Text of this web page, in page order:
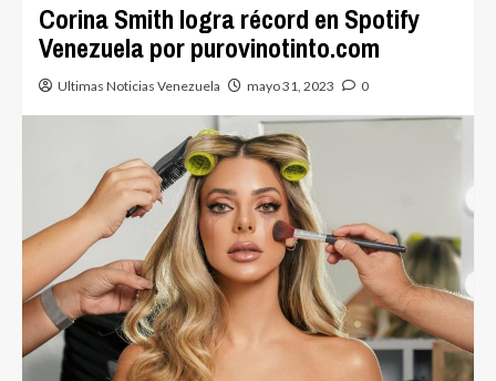
Corina Smith logra récord en Spotify
Venezuela por purovinotinto.com
Ultimas Noticias Venezuela mayo 31, 2023 0